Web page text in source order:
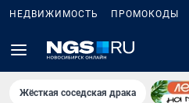
НЕДВИЖИМОСТЬ ПРОМОКОДЫ
Жёсткая соседская драка